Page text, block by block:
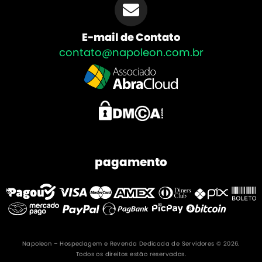
E-mail de Contato
contato@napoleon.com.br
pagamento
Napoleon – Hospedagem e Revenda Dedicada de Servidores © 2026.
Todos os direitos estão reservados.